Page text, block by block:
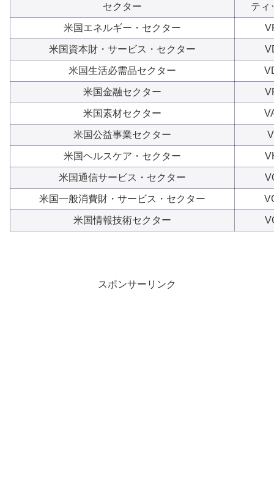
セクター ティ
米国エネルギー・セクター
米国資本財・サービス・セクター
米国生活必需品セクター
米国金融セクター
米国素材セクター
米国公益事業セクター
米国ヘルスケア・セクター
米国通信サービス・セクター
米国一般消費財・サービス・セクター
米国情報技術セクター
スポンサーリンク